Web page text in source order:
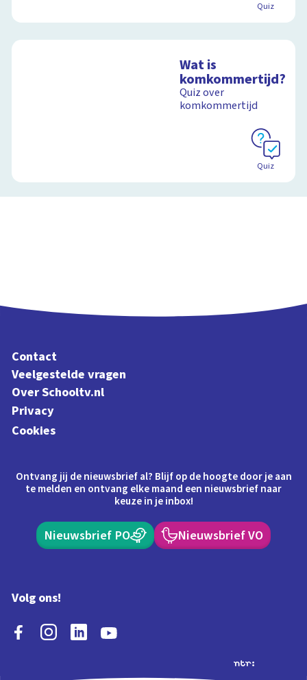
Quiz
Wat is
komkommertijd?
Quiz over
komkommertijd
Quiz
Contact
Veelgestelde vragen
Over Schooltv.nl
Privacy
Cookies
Ontvang jij de nieuwsbrief al? Blijf op de hoogte door je aan
te melden en ontvang elke maand een nieuwsbrief naar
keuze in je inbox!
Nieuwsbrief PO Nieuwsbrief VO
Volg ons!